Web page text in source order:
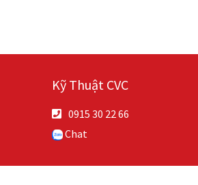
Kỹ Thuật CVC
0915 30 22 66
Chat